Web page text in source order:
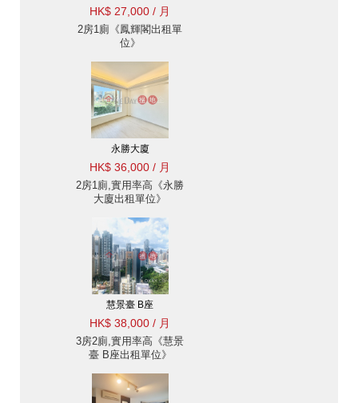
HK$ 27,000 / 月
2房1廁《鳳輝閣出租單
位》
永勝大廈
HK$ 36,000 / 月
2房1廁,實用率高《永勝
大廈出租單位》
慧景臺 B座
HK$ 38,000 / 月
3房2廁,實用率高《慧景
臺 B座出租單位》